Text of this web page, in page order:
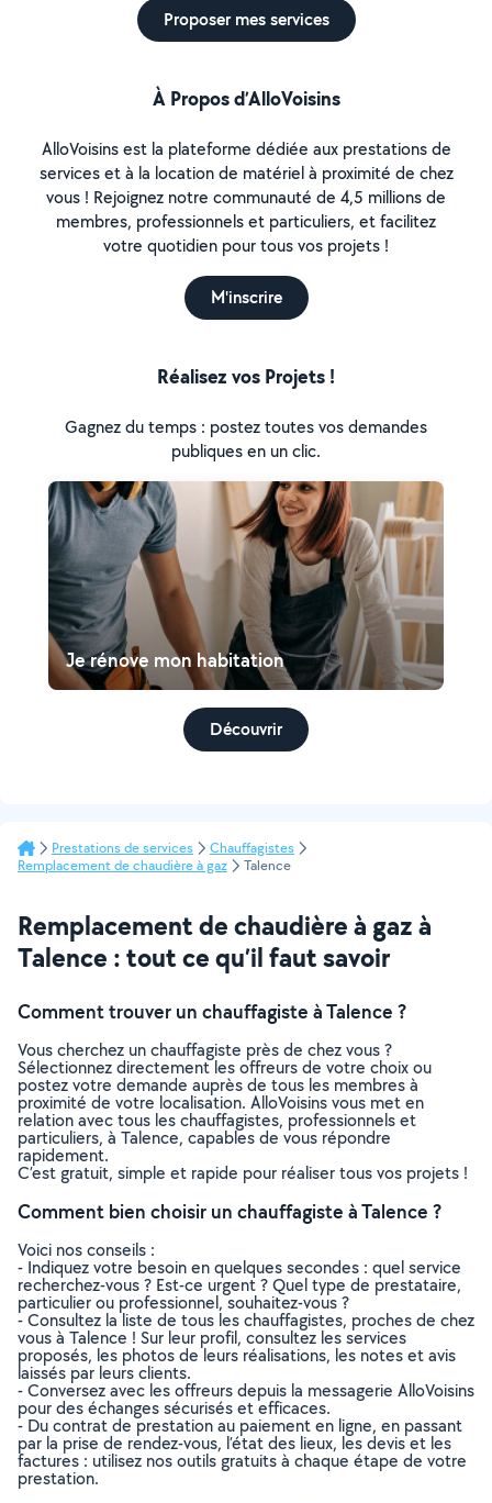
Proposer mes services
À Propos d’AlloVoisins
AlloVoisins est la plateforme dédiée aux prestations de
services et à la location de matériel à proximité de chez
vous ! Rejoignez notre communauté de 4,5 millions de
membres, professionnels et particuliers, et facilitez
votre quotidien pour tous vos projets !
M'inscrire
Réalisez vos Projets !
Gagnez du temps : postez toutes vos demandes
publiques en un clic.
Je rénove mon habitation
Découvrir
Prestations de services
Chauffagistes
Remplacement de chaudière à gaz
Talence
Remplacement de chaudière à gaz à
Talence : tout ce qu’il faut savoir
Comment trouver un chauffagiste à Talence ?
Vous cherchez un chauffagiste près de chez vous ?
Sélectionnez directement les offreurs de votre choix ou
postez votre demande auprès de tous les membres à
proximité de votre localisation. AlloVoisins vous met en
relation avec tous les chauffagistes, professionnels et
particuliers, à Talence, capables de vous répondre
rapidement.
C’est gratuit, simple et rapide pour réaliser tous vos projets !
Comment bien choisir un chauffagiste à Talence ?
Voici nos conseils :
- Indiquez votre besoin en quelques secondes : quel service
recherchez-vous ? Est-ce urgent ? Quel type de prestataire,
particulier ou professionnel, souhaitez-vous ?
- Consultez la liste de tous les chauffagistes, proches de chez
vous à Talence ! Sur leur profil, consultez les services
proposés, les photos de leurs réalisations, les notes et avis
laissés par leurs clients.
- Conversez avec les offreurs depuis la messagerie AlloVoisins
pour des échanges sécurisés et efficaces.
- Du contrat de prestation au paiement en ligne, en passant
par la prise de rendez-vous, l’état des lieux, les devis et les
factures : utilisez nos outils gratuits à chaque étape de votre
prestation.